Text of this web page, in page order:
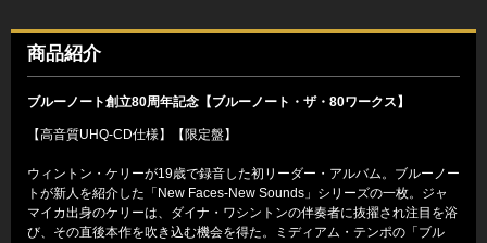
商品紹介
ブルーノート創立80周年記念【ブルーノート・ザ・80ワークス】
【高音質UHQ-CD仕様】【限定盤】
ウィントン・ケリーが19歳で録音した初リーダー・アルバム。ブルーノー
トが新人を紹介した「New Faces-New Sounds」シリーズの一枚。ジャ
マイカ出身のケリーは、ダイナ・ワシントンの伴奏者に抜擢され注目を浴
び、その直後本作を吹き込む機会を得た。ミディアム・テンポの「ブル